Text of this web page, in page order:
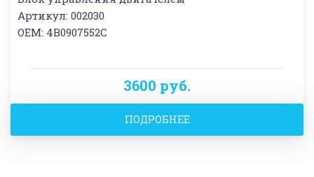
Артикул: 002030
OEM: 4B0907552C
3600 руб.
ПОДРОБНЕЕ